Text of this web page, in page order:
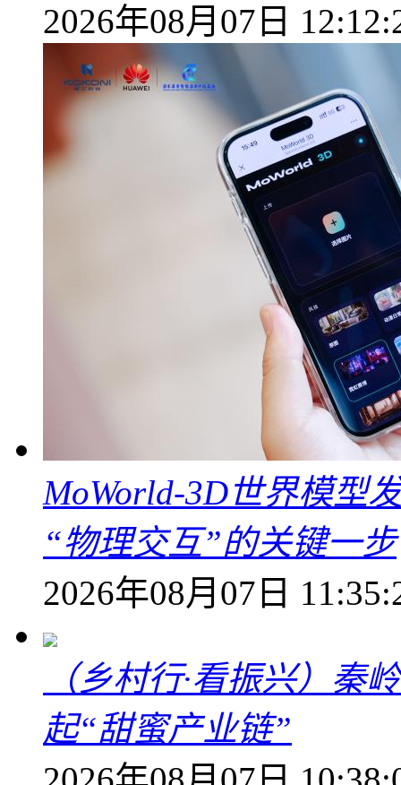
2026年08月07日
MoWorld-3D世界模型
“物理交互”的关键一步
2026年08月07日
（乡村行·看振兴）秦
起“甜蜜产业链”